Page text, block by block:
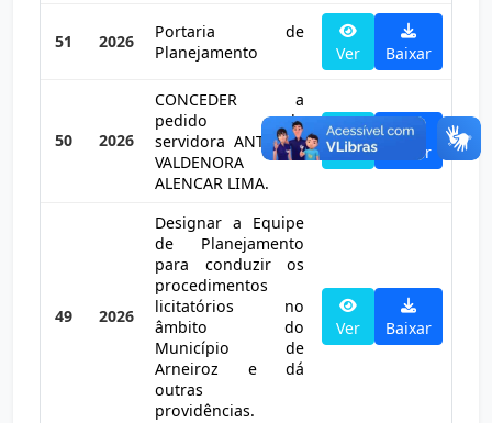
51 2026
Portaria de
Planejamento
Ver Baixar
50 2026
CONCEDER a
pedido da
servidora ANTÔNIA
VALDENORA
ALENCAR LIMA.
Ver Baixar
49 2026
Designar a Equipe
de Planejamento
para conduzir os
procedimentos
licitatórios no
âmbito do
Município de
Arneiroz e dá
outras
providências.
Ver Baixar